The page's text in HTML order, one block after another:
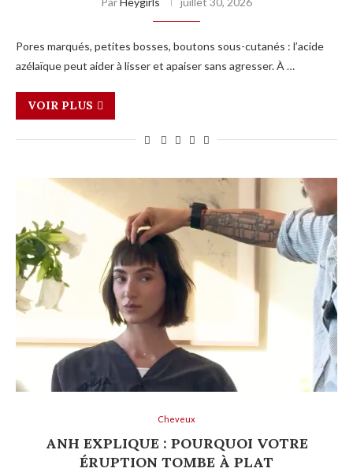
Pores marqués, petites bosses, boutons sous-cutanés : l’acide
azélaïque peut aider à lisser et apaiser sans agresser. À …
VOIR PLUS
Cheveux
ANH EXPLIQUE : POURQUOI VOTRE
ÉRUPTION TOMBE À PLAT